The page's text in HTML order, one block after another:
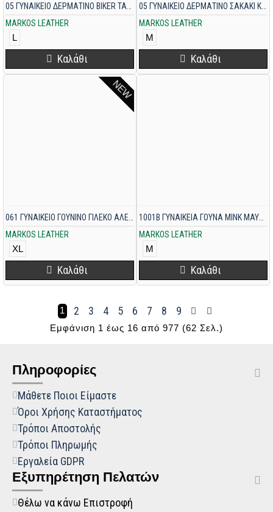
MARKOS LEATHER
L
Καλάθι
MARKOS LEATHER
05 ΓΥΝΑΙΚΕΙΟ ΔΕΡΜΑΤΙΝΟ ΣΑΚΑΚΙ ΚΑΜΕΛ
M
Καλάθι
NEW
MARKOS LEATHER
XL
Καλάθι
MARKOS LEATHER
1001B ΓΥΝΑΙΚΕΙΑ ΓΟΥΝΑ MINK ΜΑΥΡΗ
M
Καλάθι
1 2 3 4 5 6 7 8 9
Εμφάνιση 1 έως 16 από 977 (62 Σελ.)
Πληροφορίες
Μάθετε Ποιοι Είμαστε
Όροι Χρήσης Καταστήματος
Τρόποι Αποστολής
Τρόποι Πληρωμής
Εργαλεία GDPR
Εξυπηρέτηση Πελατών
Θέλω να κάνω Επιστροφή